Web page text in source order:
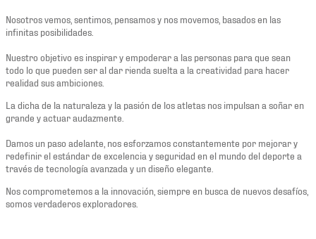
Nosotros vemos, sentimos, pensamos y nos movemos, basados en las
infinitas posibilidades.
Nuestro objetivo es inspirar y empoderar a las personas para que sean
todo lo que pueden ser al dar rienda suelta a la creatividad para hacer
realidad sus ambiciones.
La dicha de la naturaleza y la pasión de los atletas nos impulsan a soñar en
grande y actuar audazmente.
Damos un paso adelante, nos esforzamos constantemente por mejorar y
redefinir el estándar de excelencia y seguridad en el mundo del deporte a
través de tecnología avanzada y un diseño elegante.
Nos comprometemos a la innovación, siempre en busca de nuevos desafíos,
somos verdaderos exploradores.